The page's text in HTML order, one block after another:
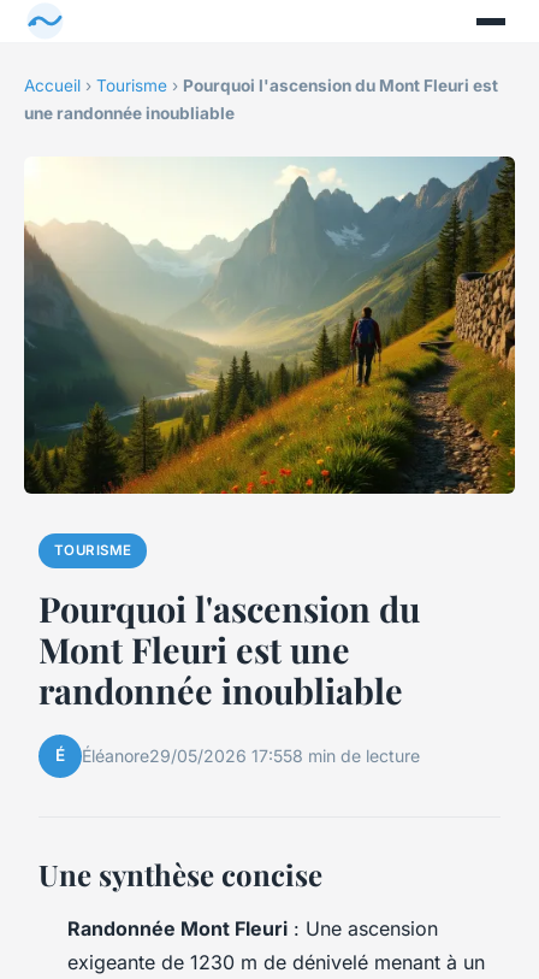
Accueil › Tourisme › Pourquoi l'ascension du Mont Fleuri est
une randonnée inoubliable
TOURISME
Pourquoi l'ascension du
Mont Fleuri est une
randonnée inoubliable
É Éléanore29/05/2026 17:558 min de lecture
Une synthèse concise
Randonnée Mont Fleuri : Une ascension
exigeante de 1230 m de dénivelé menant à un